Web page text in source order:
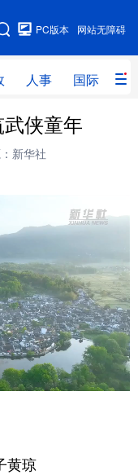
网站无障碍
PC版本
人事 国际 财
人事
线
体育
军事
政务
汽车
化 数字经济
溯源中国
侠童年
新华社
黄琼